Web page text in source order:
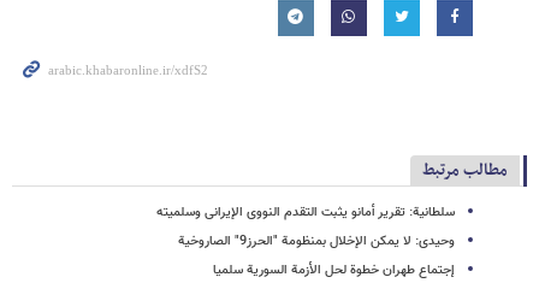
مطالب مرتبط
سلطانیة: تقریر أمانو یثبت التقدم النووی الإیرانی وسلمیته
وحیدی: لا یمکن الإخلال بمنظومة "الحرز9" الصاروخیة
إجتماع طهران خطوة لحل الأزمة السوریة سلمیا